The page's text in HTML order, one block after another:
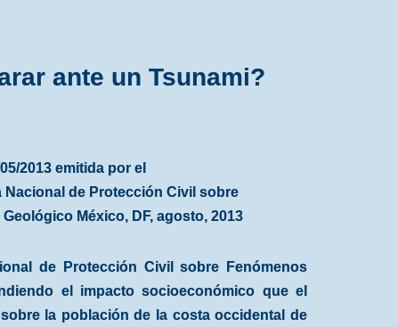
ante un Tsunami?
2013 emitida por el
de Protección Civil sobre
México, DF, agosto, 2013
de Protección Civil sobre Fenómenos
el impacto socioeconómico que el
la población de la costa occidental de